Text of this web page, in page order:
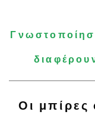
Οι μπίρες